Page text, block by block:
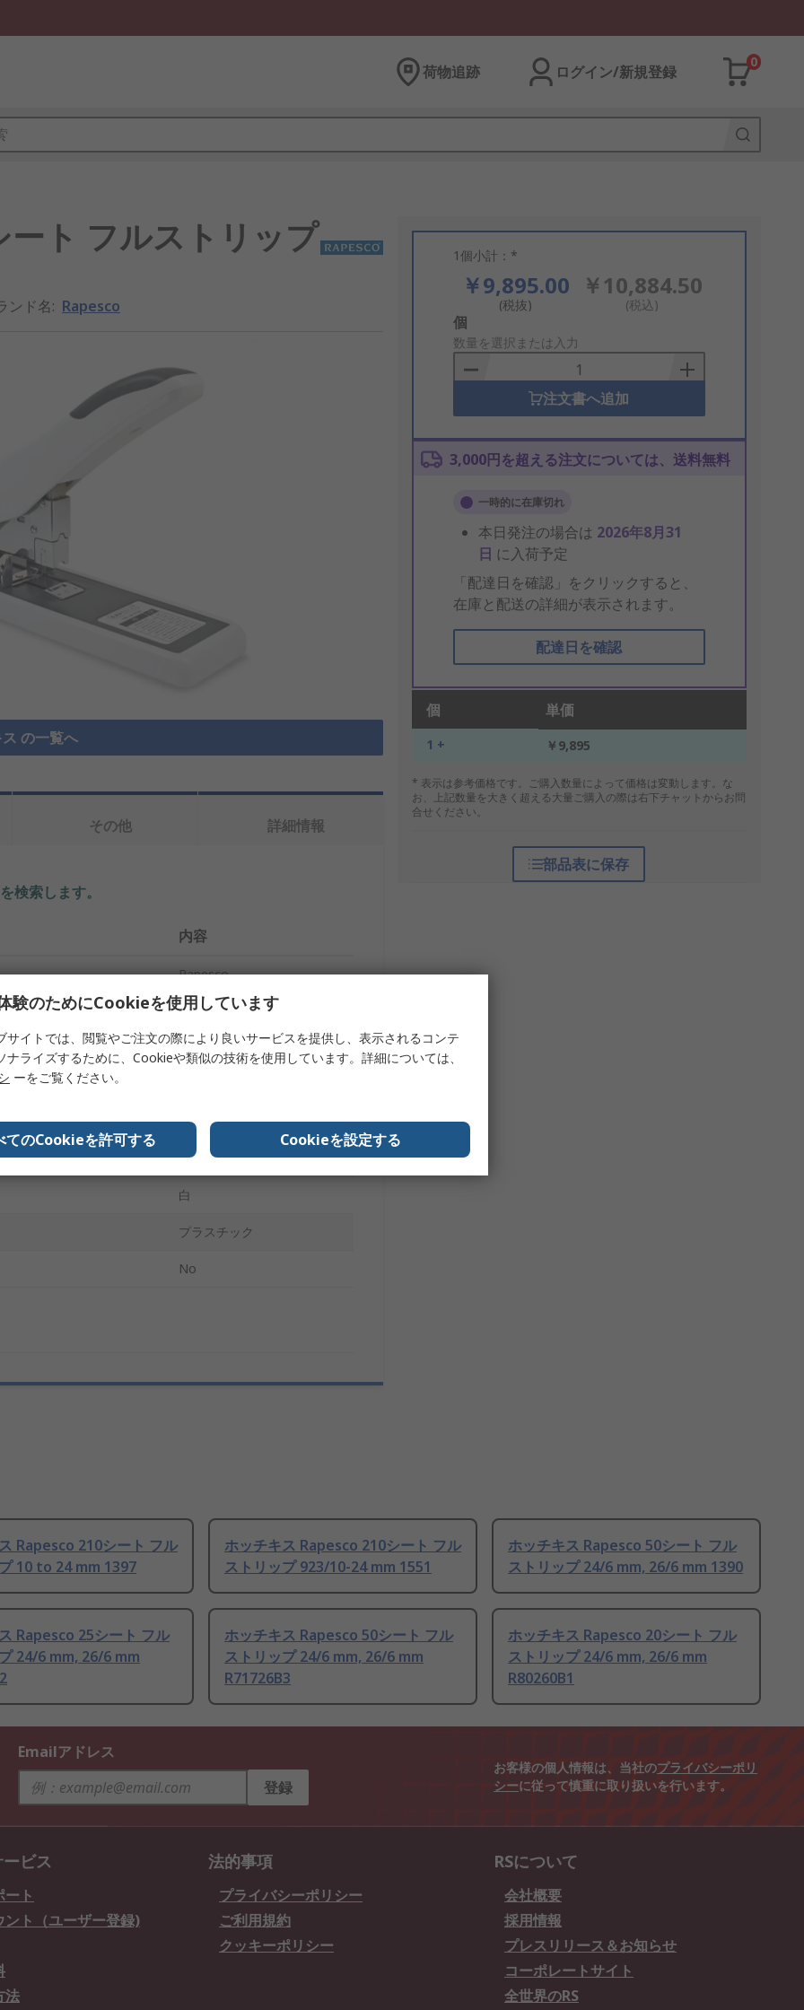
荷物追跡 ログイン/新規登録
0
ート フルストリップ
ンド名: Rapesco
の一覧へ
1個小計：*
￥9,895.00
(税抜)
￥10,884.50
(税込)
Add
to
Basket
個
数量を選択または入力
注文書へ追加
3,000円を超える注文については、送料無料
一時的に在庫切れ
本日発注の場合は 2026年8月31
日 に入荷予定
「配達日を確認」をクリックすると、
在庫と配送の詳細が表示されます。
配達日を確認
個 単価
1 + ￥9,895
* 表示は参考価格です。ご購入数量によって価格は変動します。な
お、上記数量を大きく超える大量ご購入の際は右下チャットからお問
合せください。
部品表に保存
その他 詳細情報
検索します。
内容
Rapesco
ホッチキス
フルストリップ
サイズ 6 to 17 mm
64mm
白
プラスチック
No
Rapesco 210シート フル
10 to 24 mm 1397
ホッチキス Rapesco 210シート フル
ストリップ 923/10-24 mm 1551
ホッチキス Rapesco 50シート フル
ストリップ 24/6 mm, 26/6 mm 1390
Rapesco 25シート フル
24/6 mm, 26/6 mm
ホッチキス Rapesco 50シート フル
ストリップ 24/6 mm, 26/6 mm
R71726B3
ホッチキス Rapesco 20シート フル
ストリップ 24/6 mm, 26/6 mm
R80260B1
Emailアドレス
登録
お客様の個人情報は、当社のプライバシーポリ
シーに従って慎重に取り扱いを行います。
ビス
ト
ント（ユーザー登録)
法
法的事項
プライバシーポリシー
ご利用規約
クッキーポリシー
RSについて
会社概要
採用情報
プレスリリース＆お知らせ
コーポレートサイト
全世界のRS
験のためにCookieを使用しています
サイトでは、閲覧やご注文の際により良いサービスを提供し、表示されるコンテ
ナライズするために、Cookieや類似の技術を使用しています。詳細については、
ーをご覧ください。
てのCookieを許可する Cookieを設定する